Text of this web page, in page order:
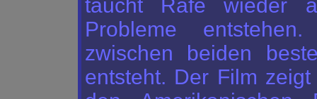
taucht Rafe wieder
Probleme
zwischen beiden
entsteht. Der Film